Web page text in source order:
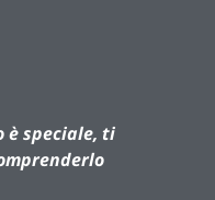
è speciale, ti